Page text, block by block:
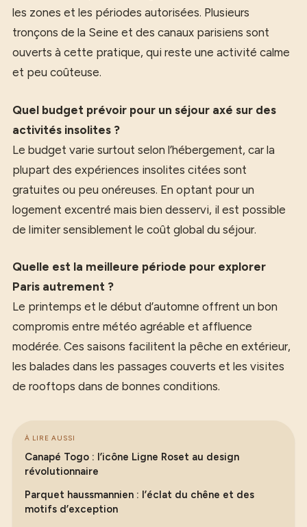
les zones et les périodes autorisées. Plusieurs
tronçons de la Seine et des canaux parisiens sont
ouverts à cette pratique, qui reste une activité calme
et peu coûteuse.
Quel budget prévoir pour un séjour axé sur des
activités insolites ?
Le budget varie surtout selon l’hébergement, car la
plupart des expériences insolites citées sont
gratuites ou peu onéreuses. En optant pour un
logement excentré mais bien desservi, il est possible
de limiter sensiblement le coût global du séjour.
Quelle est la meilleure période pour explorer
Paris autrement ?
Le printemps et le début d’automne offrent un bon
compromis entre météo agréable et affluence
modérée. Ces saisons facilitent la pêche en extérieur,
les balades dans les passages couverts et les visites
de rooftops dans de bonnes conditions.
À LIRE AUSSI
Canapé Togo : l’icône Ligne Roset au design
révolutionnaire
Parquet haussmannien : l’éclat du chêne et des
motifs d’exception